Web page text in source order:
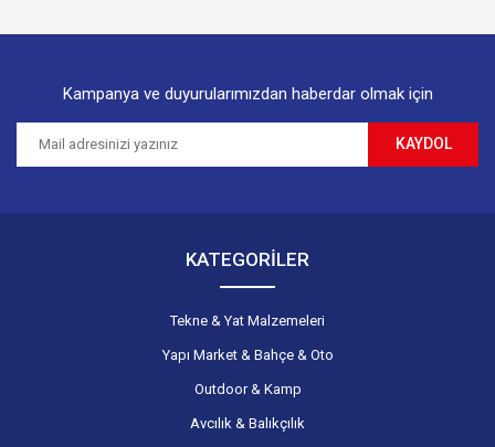
Gönder
Kampanya ve duyurularımızdan haberdar olmak için
KAYDOL
KATEGORİLER
Tekne & Yat Malzemeleri
Yapı Market & Bahçe & Oto
Outdoor & Kamp
Avcılık & Balıkçılık